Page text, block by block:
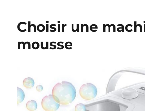
Choisir une
mousse